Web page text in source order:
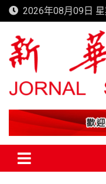
Skip
to
content
2026年08月09日 星
新華澳報